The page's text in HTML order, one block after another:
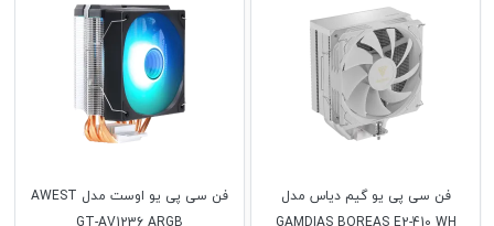
فن سی پی یو اوست مدل AWEST
فن سی پی یو گیم دیاس مدل